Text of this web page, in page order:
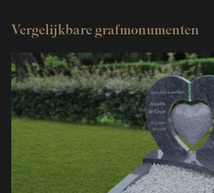
Vergelijkbare grafmonumenten